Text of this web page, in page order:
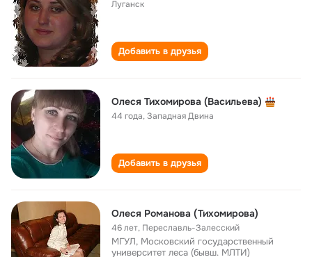
Луганск
Добавить в друзья
Олеся Тихомирова (Васильева)
44 года,Западная Двина
Добавить в друзья
Олеся Романова (Тихомирова)
46 лет, Переславль-Залесский
МГУЛ, Московский государственный
университет леса (бывш. МЛТИ)